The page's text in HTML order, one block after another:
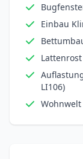
Einbau
LI106)
Wohnwelt